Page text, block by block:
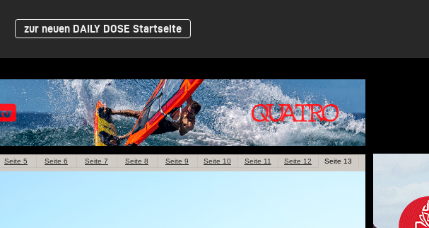
zur neuen DAILY DOSE Startseite
Seite 5 Seite 6 Seite 7 Seite 8 Seite 9 Seite 10 Seite 11 Seite 12 Seite 13